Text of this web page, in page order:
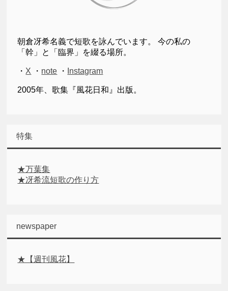
朝倉冴希名義で短歌を詠んでいます。 今の私の
「幹」と「臨界」を綴る場所。
・ X ・ note ・ Instagram
2005年、歌集『風花日和』出版。
特集
★万葉集
★冴希流短歌の作り方
newspaper
★【週刊風花】